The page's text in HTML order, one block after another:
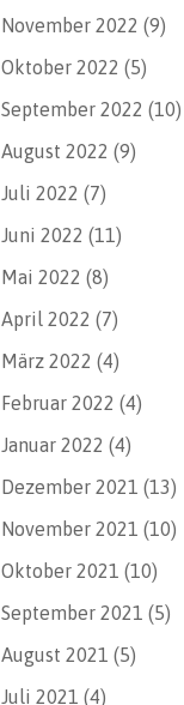
November 2022 (9)
Oktober 2022 (5)
September 2022 (10)
August 2022 (9)
Juli 2022 (7)
Juni 2022 (11)
Mai 2022 (8)
April 2022 (7)
März 2022 (4)
Februar 2022 (4)
Januar 2022 (4)
Dezember 2021 (13)
November 2021 (10)
Oktober 2021 (10)
September 2021 (5)
August 2021 (5)
Juli 2021 (4)